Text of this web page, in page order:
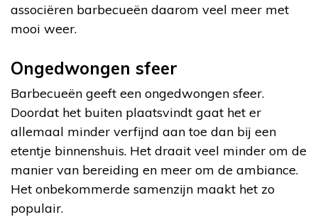
associëren barbecueën daarom veel meer met
mooi weer.
Ongedwongen sfeer
Barbecueën geeft een ongedwongen sfeer.
Doordat het buiten plaatsvindt gaat het er
allemaal minder verfijnd aan toe dan bij een
etentje binnenshuis. Het draait veel minder om de
manier van bereiding en meer om de ambiance.
Het onbekommerde samenzijn maakt het zo
populair.